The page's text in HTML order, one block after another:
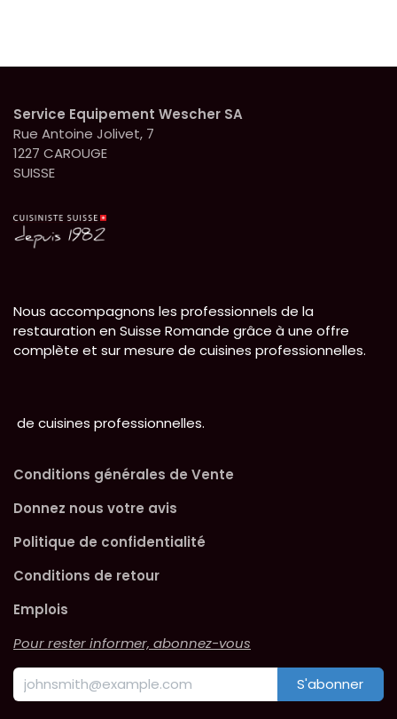
Service Equipement Wescher SA
Rue Antoine Jolivet, 7
1227 CAROUGE
SUISSE
Nous accompagnons les professionnels de la
restauration en Suisse Romande grâce à une offre
complète et sur mesure de cuisines professionnelles.
de cuisines professionnelles.
Conditions générales de Vente
Donnez nous votre avis
Politique de confidentialité
Conditions de retour
Emplois
Pour rester informer, abonnez-vous
S'abonner